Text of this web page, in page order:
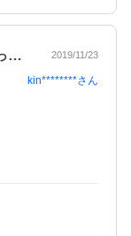
息子にプレゼントしました。気に入って、… 2019/11/23
kin********さん